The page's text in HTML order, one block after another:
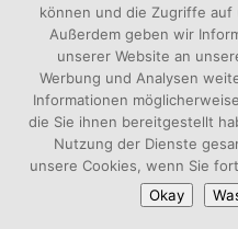
Eintrags-Feed
Kommentar-Feed
WordPress.org
können und die Zugriffe auf
Außerdem geben wir
unserer Website an
Werbung und Analysen
Informationen
die Sie ihnen bereitgestellt
Nutzung der Dienste
unsere Cookies, wenn Sie
Okay